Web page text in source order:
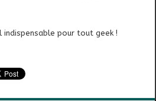
indispensable pour tout geek !